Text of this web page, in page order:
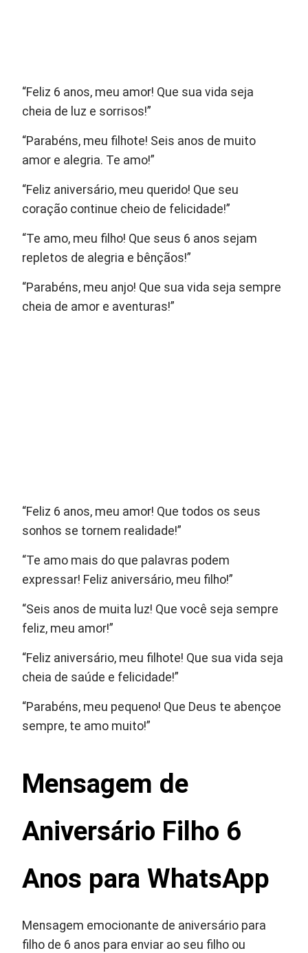
“Feliz 6 anos, meu amor! Que sua vida seja
cheia de luz e sorrisos!”
“Parabéns, meu filhote! Seis anos de muito
amor e alegria. Te amo!”
“Feliz aniversário, meu querido! Que seu
coração continue cheio de felicidade!”
“Te amo, meu filho! Que seus 6 anos sejam
repletos de alegria e bênçãos!”
“Parabéns, meu anjo! Que sua vida seja sempre
cheia de amor e aventuras!”
“Feliz 6 anos, meu amor! Que todos os seus
sonhos se tornem realidade!”
“Te amo mais do que palavras podem
expressar! Feliz aniversário, meu filho!”
“Seis anos de muita luz! Que você seja sempre
feliz, meu amor!”
“Feliz aniversário, meu filhote! Que sua vida seja
cheia de saúde e felicidade!”
“Parabéns, meu pequeno! Que Deus te abençoe
sempre, te amo muito!”
Mensagem de
Aniversário Filho 6
Anos para WhatsApp
Mensagem emocionante de aniversário para
filho de 6 anos para enviar ao seu filho ou